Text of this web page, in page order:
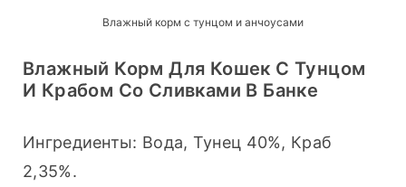
Влажный корм с тунцом и анчоусами
Влажный Корм Для Кошек С Тунцом
И Крабом Со Сливками В Банке
Ингредиенты: Вода, Тунец 40%, Краб
2,35%.